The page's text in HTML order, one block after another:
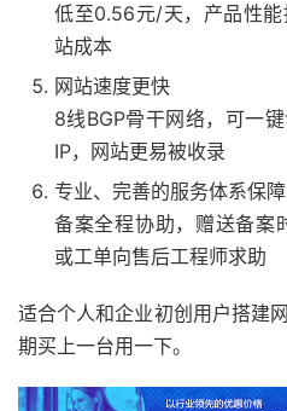
低至0.56元/天，产品性
站成本
网站速度更快
8线BGP骨干网络，可一
IP，网站更易被收录
专业、完善的服务体系保障
备案全程协助，赠送备案
或工单向售后工程师求助
适合个人和企业初创用户搭建
期买上一台用一下。